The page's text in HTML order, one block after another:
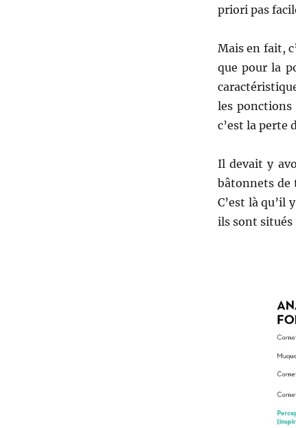
priori pas
Mais en fait,
que pour la
les
c’est la perte
Il devait y
bâtonnets de
C’est là qu’il
ils sont situés